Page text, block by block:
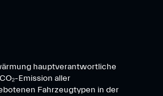
hauptverantwortliche
Emission aller
Fahrzeugtypen in der